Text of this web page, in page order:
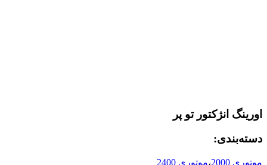
اورینگ انژکتور تو پر
دسته‌بندی:
موتوری 2000 ،موتوری 2400